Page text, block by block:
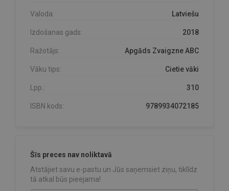
Valoda: Latviešu
Izdošanas gads: 2018
Ražotājs: Apgāds Zvaigzne ABC
Vāku tips: Cietie vāki
Lpp.: 310
ISBN kods: 9789934072185
Šīs preces nav noliktavā
Atstājiet savu e-pastu un Jūs saņemsiet ziņu, tiklīdz
tā atkal būs pieejama!